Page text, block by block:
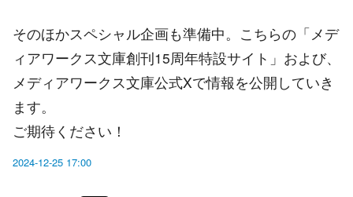
そのほかスペシャル企画も準備中。こちらの「メデ
ィアワークス文庫創刊15周年特設サイト」および、
メディアワークス文庫公式Xで情報を公開していき
ます。
ご期待ください！
2024-12-25 17:00